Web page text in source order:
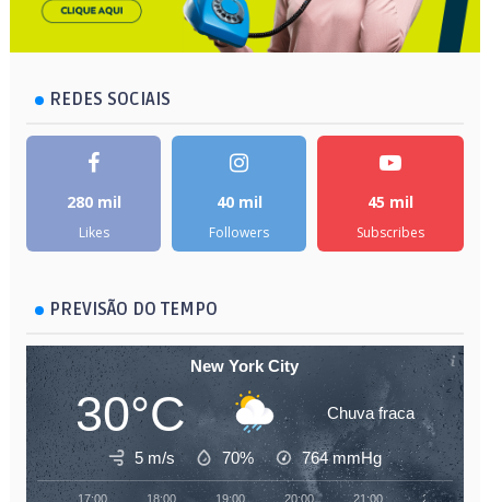
REDES SOCIAIS
280 mil
Likes
40 mil
Followers
45 mil
Subscribes
PREVISÃO DO TEMPO
New York City
30°C Chuva fraca
5 m/s 70% 764mmHg
17:00 18:00 19:00 20:00 21:00 22:00